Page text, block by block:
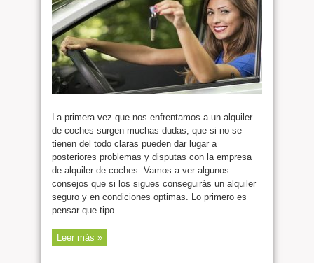
La primera vez que nos enfrentamos a un alquiler
de coches surgen muchas dudas, que si no se
tienen del todo claras pueden dar lugar a
posteriores problemas y disputas con la empresa
de alquiler de coches. Vamos a ver algunos
consejos que si los sigues conseguirás un alquiler
seguro y en condiciones optimas. Lo primero es
pensar que tipo ...
Leer más »